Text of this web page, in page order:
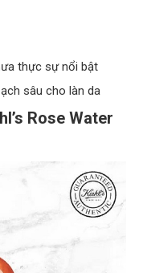
thực sự nổi bật
sâu cho làn da
Rose Water